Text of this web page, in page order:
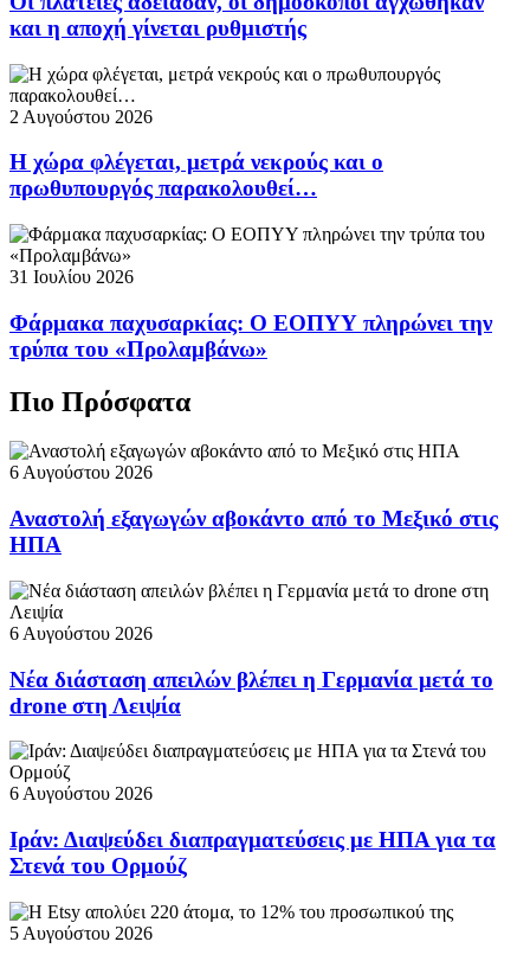
και η αποχή γίνεται ρυθμιστής
2 Αυγούστου 2026
Η χώρα φλέγεται, μετρά νεκρούς και ο
πρωθυπουργός παρακολουθεί…
31 Ιουλίου 2026
Φάρμακα παχυσαρκίας: Ο ΕΟΠΥΥ πληρώνει την
τρύπα του «Προλαμβάνω»
Πιο Πρόσφατα
6 Αυγούστου 2026
Αναστολή εξαγωγών αβοκάντο από το Μεξικό στις
ΗΠΑ
6 Αυγούστου 2026
Νέα διάσταση απειλών βλέπει η Γερμανία μετά το
drone στη Λειψία
6 Αυγούστου 2026
Ιράν: Διαψεύδει διαπραγματεύσεις με ΗΠΑ για τα
Στενά του Ορμούζ
5 Αυγούστου 2026